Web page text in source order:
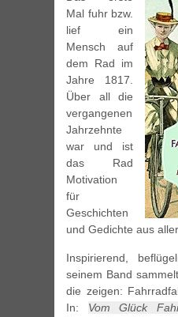
Mal fuhr bzw.
lief ein
Mensch auf
dem Rad im
Jahre 1817.
Über all die
vergangenen
Jahrzehnte
war und ist
das Rad
Motivation
für
Geschichten
und Gedichte aus
Inspirierend,
seinem Band sammelt
die zeigen:
In: Vom Glück